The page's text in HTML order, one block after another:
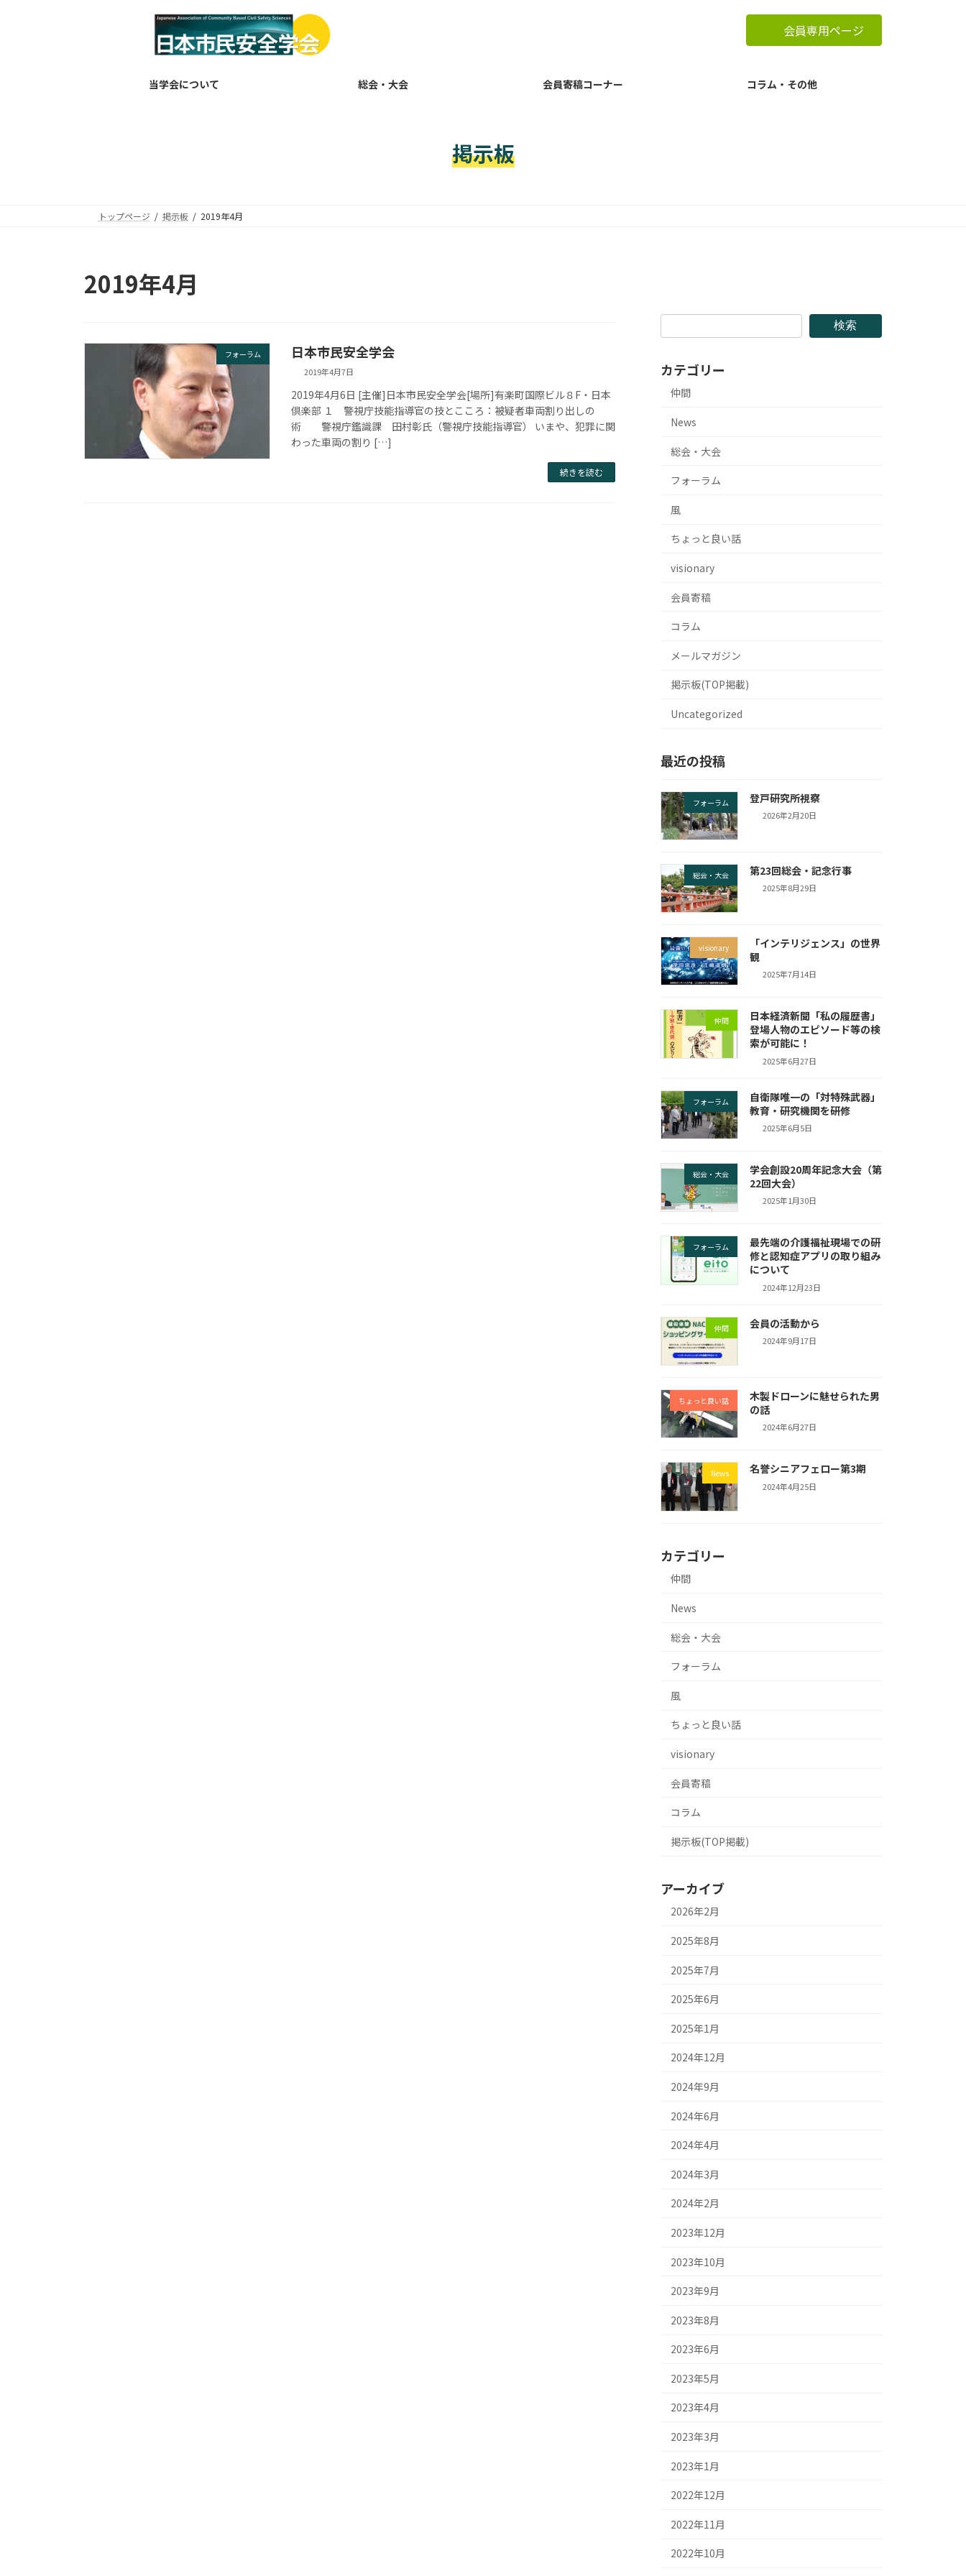
会員専用ページ
当学会について 総会・大会 会員寄稿コーナー コラム・その他
掲示板
トップページ 掲示板 2019年4月
2019年4月
フォーラム 日本市民安全学会
2019年4月7日
2019年4月6日 [主催]日本市民安全学会[場所]有楽町国際ビル８F・日本
倶楽部 １ 警視庁技能指導官の技とこころ：被疑者車両割り出しの
術 警視庁鑑識課 田村彰氏（警視庁技能指導官） いまや、犯罪に関
わった車両の割り […]
続きを読む
検索
カテゴリー
仲間
News
総会・大会
フォーラム
風
ちょっと良い話
visionary
会員寄稿
コラム
メールマガジン
掲示板(TOP掲載)
Uncategorized
最近の投稿
フォーラム 登戸研究所視察
2026年2月20日
総会・大会 第23回総会・記念行事
2025年8月29日
visionary
「インテリジェンス」の世界
観
2025年7月14日
仲間
日本経済新聞「私の履歴書」
登場人物のエピソード等の検
索が可能に！
2025年6月27日
フォーラム
自衛隊唯一の「対特殊武器」
教育・研究機関を研修
2025年6月5日
総会・大会
学会創設20周年記念大会（第
22回大会）
2025年1月30日
フォーラム
最先端の介護福祉現場での研
修と認知症アプリの取り組み
について
2024年12月23日
仲間 会員の活動から
2024年9月17日
ちょっと良い話
木製ドローンに魅せられた男
の話
2024年6月27日
News 名誉シニアフェロー第3期
2024年4月25日
カテゴリー
仲間
News
総会・大会
フォーラム
風
ちょっと良い話
visionary
会員寄稿
コラム
掲示板(TOP掲載)
アーカイブ
2026年2月
2025年8月
2025年7月
2025年6月
2025年1月
2024年12月
2024年9月
2024年6月
2024年4月
2024年3月
2024年2月
2023年12月
2023年10月
2023年9月
2023年8月
2023年6月
2023年5月
2023年4月
2023年3月
2023年1月
2022年12月
2022年11月
2022年10月